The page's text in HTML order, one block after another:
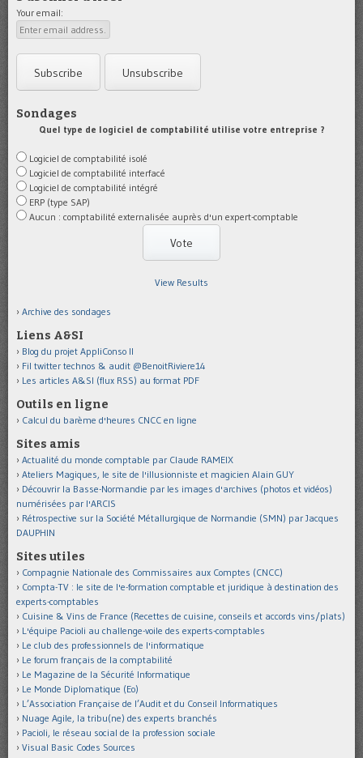
Your email:
Sondages
Quel type de logiciel de comptabilité utilise votre entreprise ?
Logiciel de comptabilité isolé
Logiciel de comptabilité interfacé
Logiciel de comptabilité intégré
ERP (type SAP)
Aucun : comptabilité externalisée auprès d'un expert-comptable
View Results
Archive des sondages
Liens A&SI
Blog du projet AppliConso II
Fil twitter technos & audit @BenoitRiviere14
Les articles A&SI (flux RSS) au format PDF
Outils en ligne
Calcul du barème d'heures CNCC en ligne
Sites amis
Actualité du monde comptable par Claude RAMEIX
Ateliers Magiques, le site de l'illusionniste et magicien Alain GUY
Découvrir la Basse-Normandie par les images d'archives (photos et vidéos)
numérisées par l'ARCIS
Rétrospective sur la Société Métallurgique de Normandie (SMN) par Jacques
DAUPHIN
Sites utiles
Compagnie Nationale des Commissaires aux Comptes (CNCC)
Compta-TV : le site de l'e-formation comptable et juridique à destination des
experts-comptables
Cuisine & Vins de France (Recettes de cuisine, conseils et accords vins/plats)
L'équipe Pacioli au challenge-voile des experts-comptables
Le club des professionnels de l'informatique
Le forum français de la comptabilité
Le Magazine de la Sécurité Informatique
Le Monde Diplomatique (Eo)
L’Association Française de l’Audit et du Conseil Informatiques
Nuage Agile, la tribu(ne) des experts branchés
Pacioli, le réseau social de la profession sociale
Visual Basic Codes Sources